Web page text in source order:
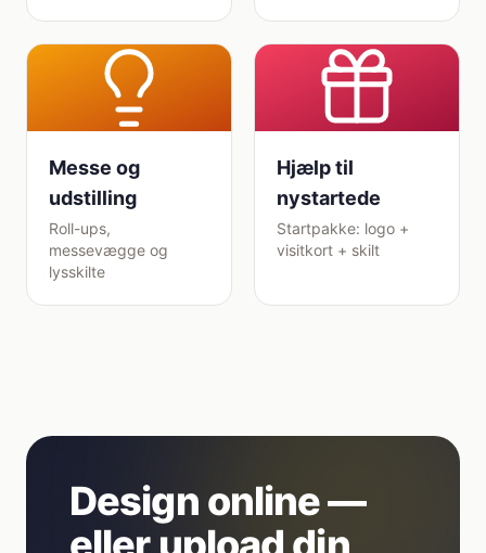
Messe og
udstilling
Roll-ups,
messevægge og
lysskilte
Hjælp til
nystartede
Startpakke: logo +
visitkort + skilt
Design online —